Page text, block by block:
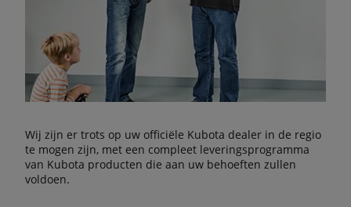
Wij zijn er trots op uw officiële Kubota dealer in de regio
te mogen zijn, met een compleet leveringsprogramma
van Kubota producten die aan uw behoeften zullen
voldoen.